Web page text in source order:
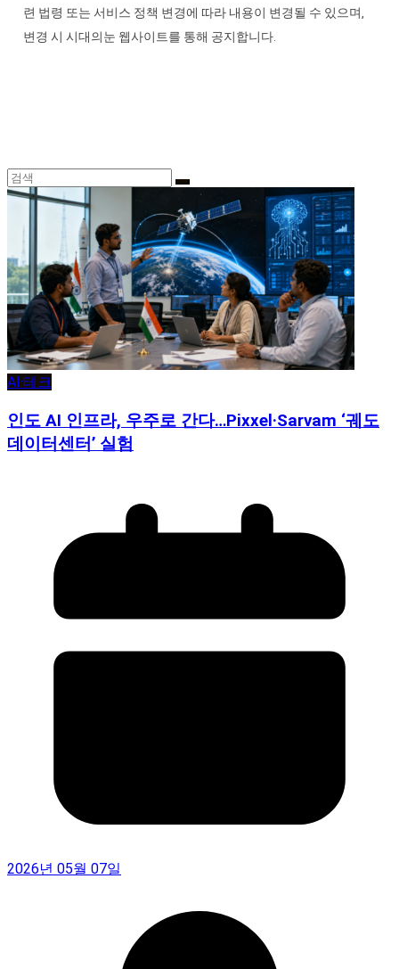
련 법령 또는 서비스 정책 변경에 따라 내용이 변경될 수 있으며,
변경 시 시대의눈 웹사이트를 통해 공지합니다.
AI·테크
인도 AI 인프라, 우주로 간다…Pixxel·Sarvam ‘궤도
데이터센터’ 실험
2026년 05월 07일